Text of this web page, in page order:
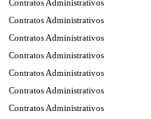
Contratos Administrativos
Contratos Administrativos
Contratos Administrativos
Contratos Administrativos
Contratos Administrativos
Contratos Administrativos
Contratos Administrativos